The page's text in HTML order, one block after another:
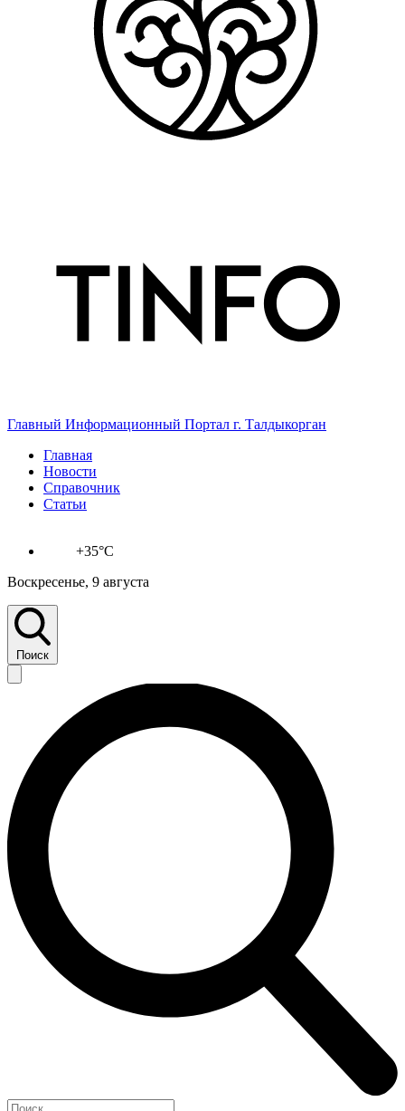
Главный Информационный Портал г. Талдыкорган
Главная
Новости
Справочник
Статьи
+35°C
Воскресенье, 9 августа
Поиск